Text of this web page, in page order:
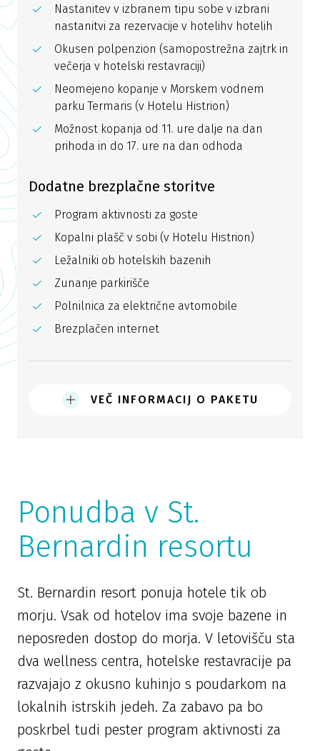
Nastanitev v izbranem tipu sobe v izbrani
nastanitvi za rezervacije v hotelihv hotelih
Okusen polpenzion (samopostrežna zajtrk in
večerja v hotelski restavraciji)
Neomejeno kopanje v Morskem vodnem
parku Termaris (v Hotelu Histrion)
Možnost kopanja od 11. ure dalje na dan
prihoda in do 17. ure na dan odhoda
Dodatne brezplačne storitve
Program aktivnosti za goste
Kopalni plašč v sobi (v Hotelu Histrion)
Ležalniki ob hotelskih bazenih
Zunanje parkirišče
Polnilnica za električne avtomobile
Brezplačen internet
VEČ INFORMACIJ O PAKETU
Ponudba v St.
Bernardin resortu
St. Bernardin resort ponuja hotele tik ob
morju. Vsak od hotelov ima svoje bazene in
neposreden dostop do morja. V letovišču sta
dva wellness centra, hotelske restavracije pa
razvajajo z okusno kuhinjo s poudarkom na
lokalnih istrskih jedeh. Za zabavo pa bo
poskrbel tudi pester program aktivnosti za